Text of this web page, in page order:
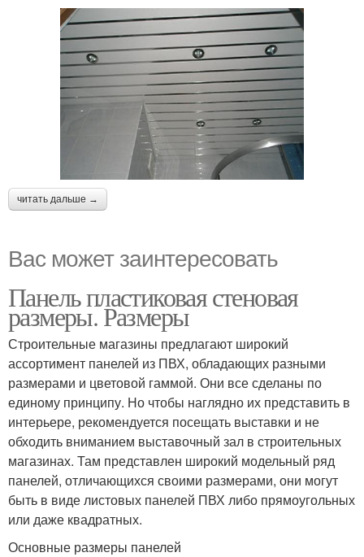
читать дальше →
Вас может заинтересовать
Панель пластиковая стеновая
размеры. Размеры
Строительные магазины предлагают широкий
ассортимент панелей из ПВХ, обладающих разными
размерами и цветовой гаммой. Они все сделаны по
единому принципу. Но чтобы наглядно их представить в
интерьере, рекомендуется посещать выставки и не
обходить вниманием выставочный зал в строительных
магазинах. Там представлен широкий модельный ряд
панелей, отличающихся своими размерами, они могут
быть в виде листовых панелей ПВХ либо прямоугольных
или даже квадратных.
Основные размеры панелей